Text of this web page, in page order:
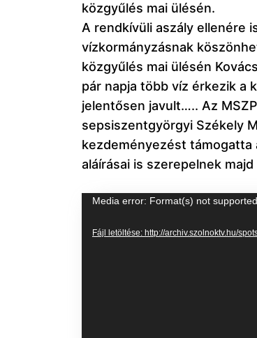
közgyűlés mai ülésén.
A rendkívüli aszály ellenére
vízkormányzásnak
közgyűlés mai ülésén
pár napja több víz érkezik a
jelentősen javult….. Az
sepsiszentgyörgyi Székely
kezdeményezést
aláírásai is szerepelnek
Videólejátszó
Media error: Format(s) not
Fájl letöltése: http://archiv.szolnoktv.hu/